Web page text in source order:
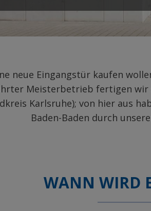
neue Eingangstür kaufen
Meisterbetrieb fertigen wir
Karlsruhe); von hier aus
Baden-Baden durch
WANN WIRD